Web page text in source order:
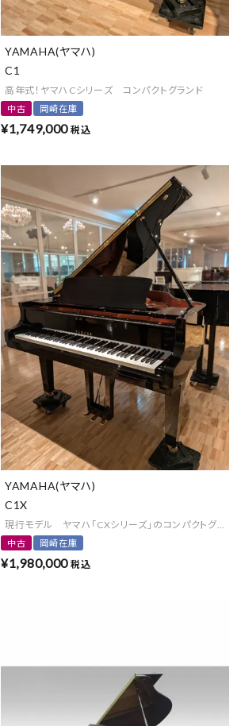
YAMAHA(ヤマハ)
C1
高年式！ヤマハCシリーズ コンパクトグランド
中古 岡崎在庫
¥1,749,000 税込
YAMAHA(ヤマハ)
C1X
現行モデル ヤマハ「CXシリーズ」のコンパクトグランド
中古 岡崎在庫
¥1,980,000 税込